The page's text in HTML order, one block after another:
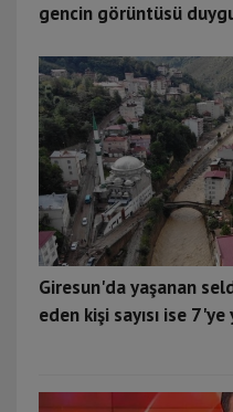
gencin görüntüsü
Giresun'da yaşanan
eden kişi sayısı ise